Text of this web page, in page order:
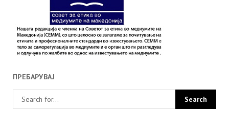
ПРЕБАРУВАЈ